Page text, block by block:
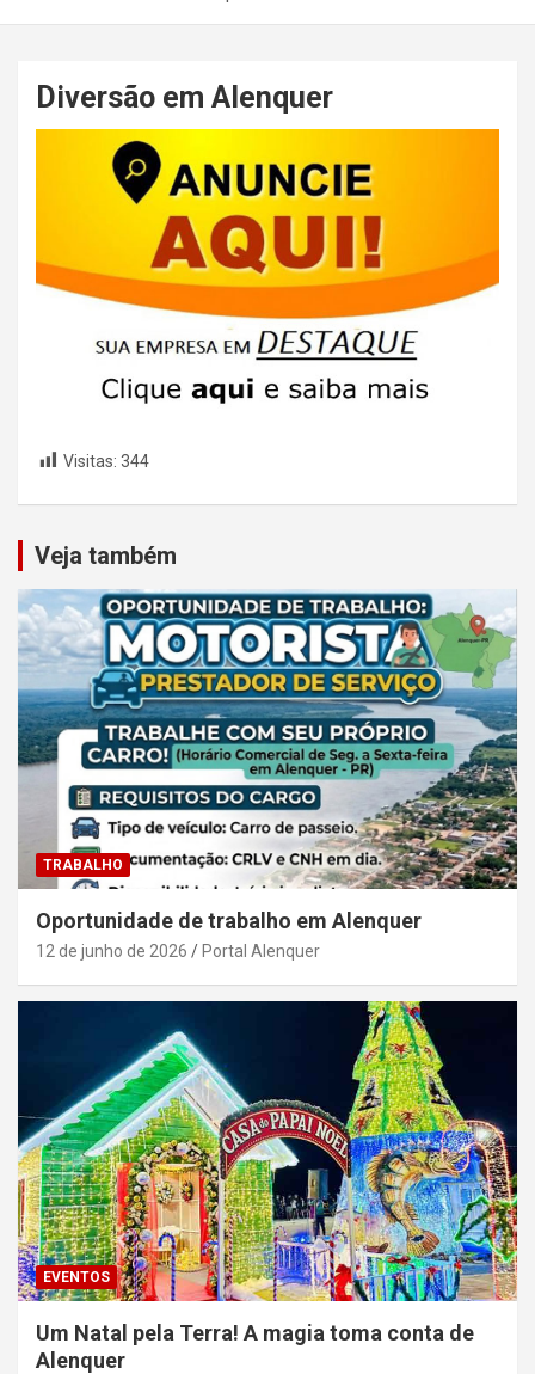
Diversão em Alenquer
Visitas: 344
Veja também
TRABALHO
Oportunidade de trabalho em Alenquer
12 de junho de 2026 Portal Alenquer
EVENTOS
Um Natal pela Terra! A magia toma conta de
Alenquer